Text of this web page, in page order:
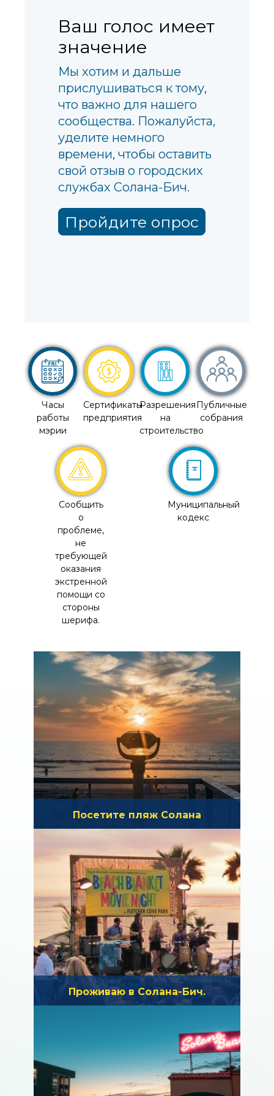
Ваш голос имеет
значение
Мы хотим и дальше
прислушиваться к тому,
что важно для нашего
сообщества. Пожалуйста,
уделите немного
времени, чтобы оставить
свой отзыв о городских
службах Солана-Бич.
Пройдите опрос
Часы
работы
мэрии
Сертификаты
предприятия
Разрешения
на
строительство
Публичные
собрания
Сообщить
о
проблеме,
не
требующей
оказания
экстренной
помощи со
стороны
шерифа.
Муниципальный
кодекс
Посетите пляж Солана
Проживаю в Солана-Бич.